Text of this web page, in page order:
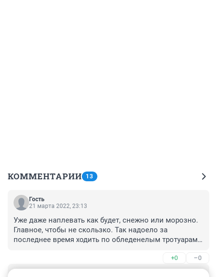
КОММЕНТАРИИ 13
Гость
21 марта 2022, 23:13
Уже даже наплевать как будет, снежно или морозно.
Главное, чтобы не скользко. Так надоело за
последнее время ходить по обледенелым тротуарам!
Коммунальщики просто самоустранились и делают
вид, что весна и никакого льда на дорогах нет.
+0 –0